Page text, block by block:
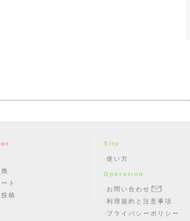
ト
稿
Site
使い方
Operation
お問い合わせ
利用規約と注意事項
プライバシーポリシー